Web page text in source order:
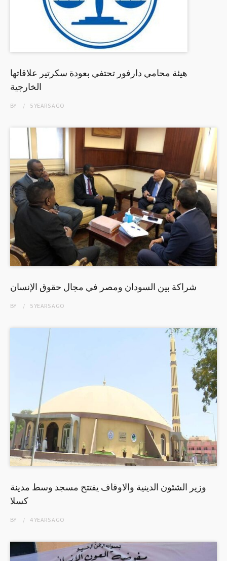
هيئة محامي دارفور تحتفي بعودة سكرتير علاقاتها
الخارجية
BY 5 YEARSAGO
شراكة بين السودان ومصر في مجال حقوق الإنسان
BY 5 YEARSAGO
وزير الشئون الدينية والاوقاف يفتتح مسجد وسط مدينة
كسلا
BY 4 YEARSAGO